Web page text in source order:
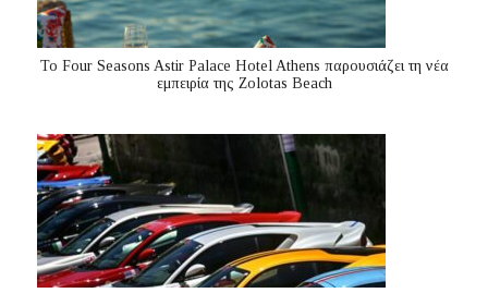
Το Four Seasons Astir Palace Hotel Athens παρουσιάζει τη νέα
εμπειρία της Zolotas Beach